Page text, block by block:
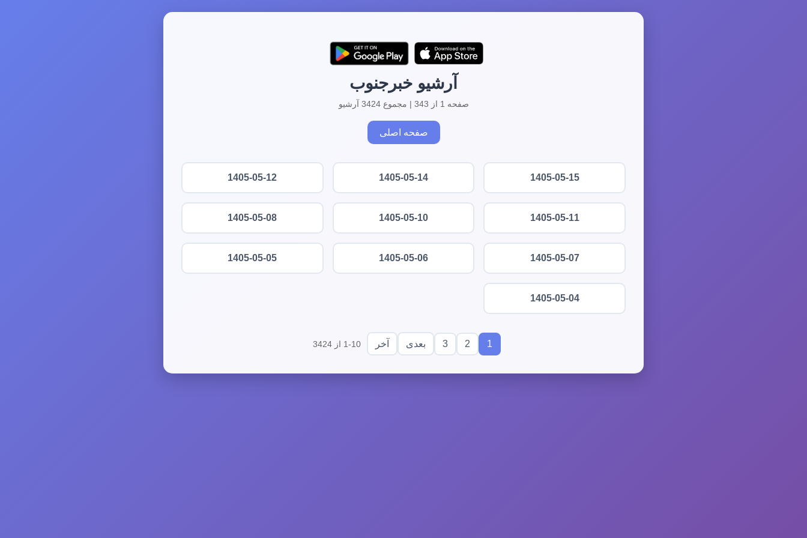
آرشیو خبرجنوب
صفحه 1 از 343 | مجموع 3424 آرشیو
صفحه اصلی
1405-05-15
1405-05-14
1405-05-12
1405-05-11
1405-05-10
1405-05-08
1405-05-07
1405-05-06
1405-05-05
1405-05-04
1
2
3 بعدی آخر 1-10 از 3424